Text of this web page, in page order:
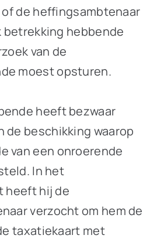
de heffingsambtenaar
betrekking hebbende
van de
moest opsturen.
heeft bezwaar
de beschikking waarop
van een onroerende
In het
heeft hij de
verzocht om hem de
taxatiekaart met